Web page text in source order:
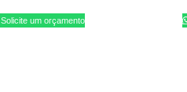
Solicite um orçamento